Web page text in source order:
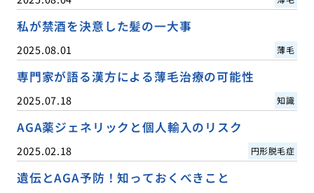
私が禁酒を決意した髪の一大事
2025.08.01 薄毛
専門家が語る漢方による薄毛治療の可能性
2025.07.18 知識
AGA薬ジェネリックと個人輸入のリスク
2025.02.18 円形脱毛症
遺伝とAGA予防！知っておくべきこと